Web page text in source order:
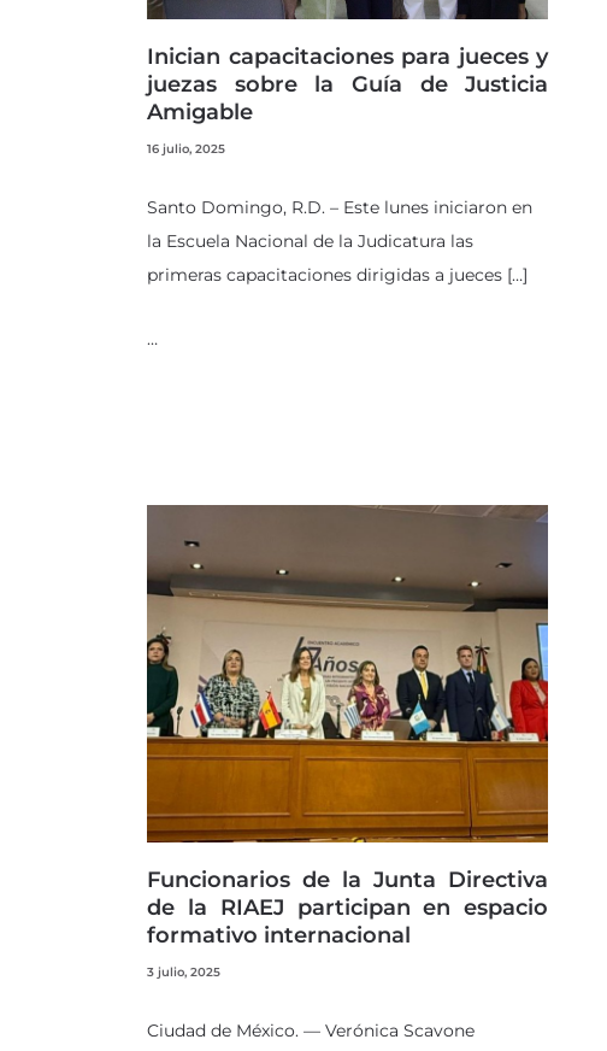
Inician capacitaciones para jueces y
juezas sobre la Guía de Justicia
Amigable
16 julio, 2025
Santo Domingo, R.D. – Este lunes iniciaron en
la Escuela Nacional de la Judicatura las
primeras capacitaciones dirigidas a jueces […]
…
Funcionarios de la Junta Directiva
de la RIAEJ participan en espacio
formativo internacional
3 julio, 2025
Ciudad de México. — Verónica Scavone